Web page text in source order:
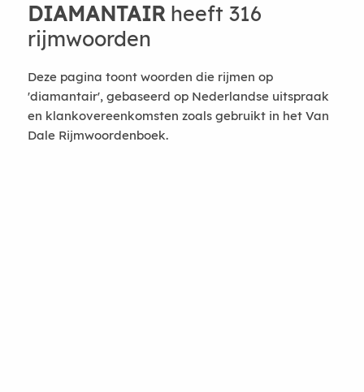
DIAMANTAIRheeft 316
rijmwoorden
Deze pagina toont woorden die rijmen op
'diamantair', gebaseerd op Nederlandse uitspraak
en klankovereenkomsten zoals gebruikt in het Van
Dale Rijmwoordenboek.